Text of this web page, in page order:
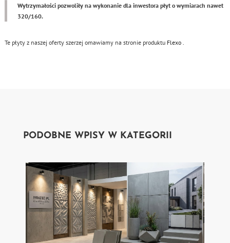
Wytrzymałości pozwoliły na wykonanie dla inwestora płyt o wymiarach nawet
320/160.
Te płyty z naszej oferty szerzej omawiamy na stronie produktu Flexo .
PODOBNE WPISY W KATEGORII